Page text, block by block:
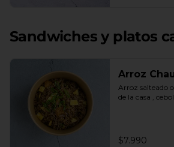
Sandwiches y platos
Arroz
Arroz salteado
de la casa ,
$7.990